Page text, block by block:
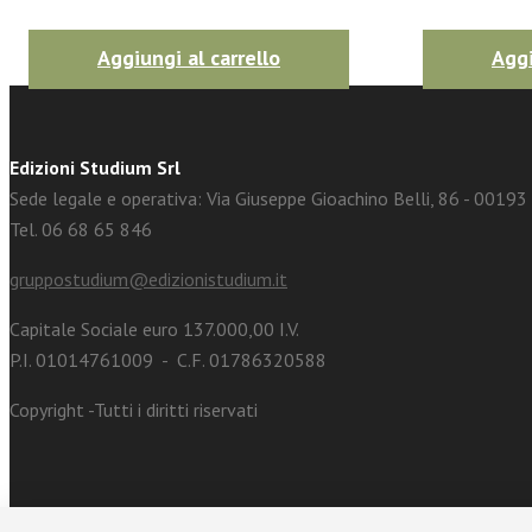
Aggiungi al carrello
Edizioni Studium Srl
Sede legale e operativa: Via Giuseppe Gioachino Belli, 86 - 00193
Tel. 06 68 65 846
gruppostudium@edizionistudium.it
Capitale Sociale euro 137.000,00 I.V.
P.I. 01014761009 - C.F. 01786320588
Copyright -Tutti i diritti riservati